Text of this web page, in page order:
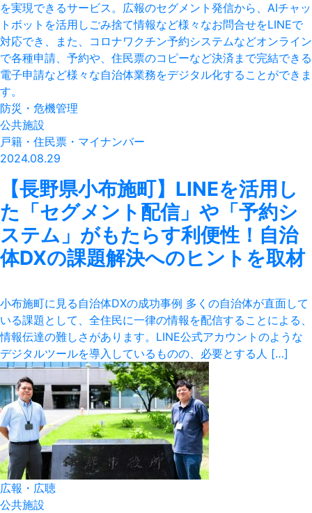
防災・危機管理
公共施設
戸籍・住民票・マイナンバー
2024.08.29
【長野県小布施町】LINEを活用し
た「セグメント配信」や「予約シ
ステム」がもたらす利便性！自治
体DXの課題解決へのヒントを取材
小布施町に見る自治体DXの成功事例 多くの自治体が直面して
いる課題として、全住民に一律の情報を配信することによる、
情報伝達の難しさがあります。LINE公式アカウントのような
デジタルツールを導入しているものの、必要とする人 […]
広報・広聴
公共施設